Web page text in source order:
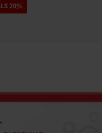
20%